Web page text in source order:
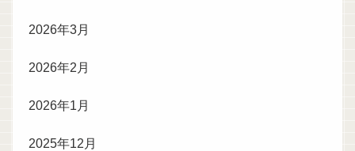
2026年3月
2026年2月
2026年1月
2025年12月